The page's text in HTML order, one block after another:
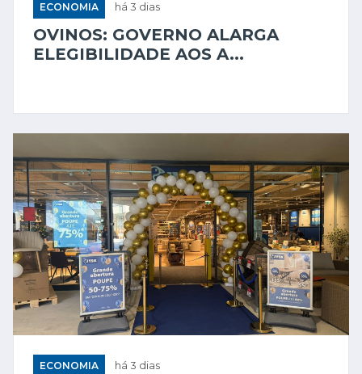
ECONOMIA há 3 dias
OVINOS: GOVERNO ALARGA
ELEGIBILIDADE AOS A...
ECONOMIA há 3 dias